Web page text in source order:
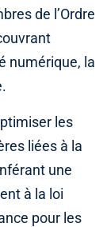
de l’Ordre
numérique, la
les
liées à la
une
à la loi
pour les